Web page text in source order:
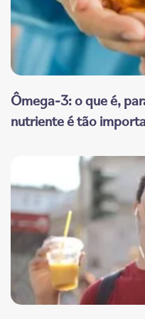
Ômega-3: o que é,
nutriente é tão